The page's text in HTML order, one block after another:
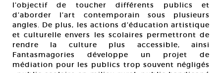
l’objectif de toucher différents publics et
d’aborder l’art contemporain sous plusieurs
angles. De plus, les actions d’éducation artistique
et culturelle envers les scolaires permettront de
rendre la culture plus accessible, ainsi
Fantasmagories développe un projet de
médiation pour les publics trop souvent négligés